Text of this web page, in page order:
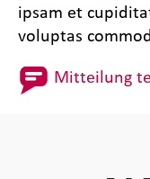
ipsam et
voluptas
Mitteilung